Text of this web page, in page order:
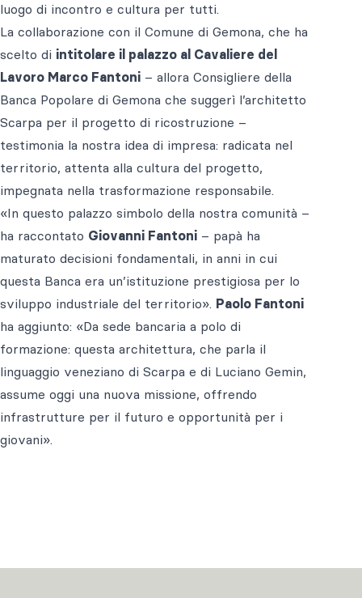
luogo di incontro e cultura per tutti.
La collaborazione con il Comune di Gemona, che ha
scelto di intitolare il palazzo al Cavaliere del
Lavoro Marco Fantoni – allora Consigliere della
Banca Popolare di Gemona che suggerì l’architetto
Scarpa per il progetto di ricostruzione –
testimonia la nostra idea di impresa: radicata nel
territorio, attenta alla cultura del progetto,
impegnata nella trasformazione responsabile.
«In questo palazzo simbolo della nostra comunità –
ha raccontato Giovanni Fantoni – papà ha
maturato decisioni fondamentali, in anni in cui
questa Banca era un’istituzione prestigiosa per lo
sviluppo industriale del territorio». Paolo Fantoni
ha aggiunto: «Da sede bancaria a polo di
formazione: questa architettura, che parla il
linguaggio veneziano di Scarpa e di Luciano Gemin,
assume oggi una nuova missione, offrendo
infrastrutture per il futuro e opportunità per i
giovani».